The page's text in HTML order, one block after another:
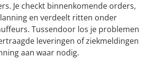
Je checkt binnenkomende orders,
en verdeelt ritten onder
Tussendoor los je problemen
leveringen of ziekmeldingen
aan waar nodig.